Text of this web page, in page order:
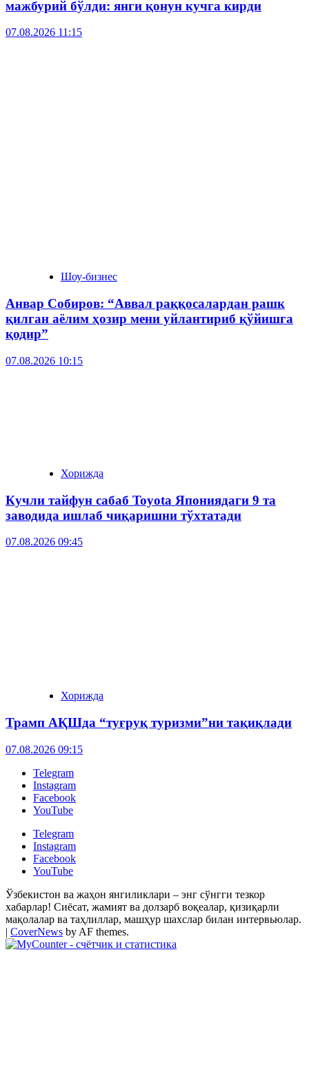
мажбурий бўлди: янги қонун кучга кирди
07.08.2026 11:15
Шоу-бизнес
Анвар Собиров: “Аввал раққосалардан рашк
қилган аёлим ҳозир мени уйлантириб қўйишга
қодир”
07.08.2026 10:15
Хорижда
Кучли тайфун сабаб Toyota Япониядаги 9 та
заводида ишлаб чиқаришни тўхтатади
07.08.2026 09:45
Хорижда
Трамп АҚШда “туғруқ туризми”ни тақиқлади
07.08.2026 09:15
Telegram
Instagram
Facebook
YouTube
Telegram
Instagram
Facebook
YouTube
Ўзбекистон ва жаҳон янгиликлари – энг сўнгги тезкор
хабарлар! Сиёсат, жамият ва долзарб воқеалар, қизиқарли
мақолалар ва таҳлиллар, машҳур шахслар билан интервьюлар.
| CoverNews by AF themes.